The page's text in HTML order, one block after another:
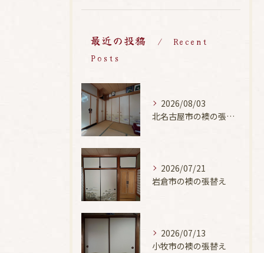
最近の投稿
Recent
Posts
2026/08/03
北名古屋市の襖の張替え
2026/07/21
岩倉市の襖の張替え
2026/07/13
小牧市の襖の張替え